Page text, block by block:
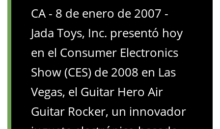
CA - 8 de enero de 2007 -
Jada Toys, Inc. presentó hoy
en el Consumer Electronics
Show (CES) de 2008 en Las
Vegas, el Guitar Hero Air
Guitar Rocker, un innovador